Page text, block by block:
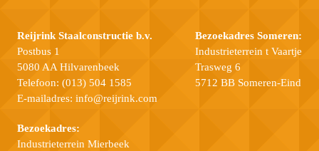
Reijrink Staalconstructie b.v.
Postbus 1
5080 AA Hilvarenbeek
Telefoon: (013) 504 1585
E-mailadres: info@reijrink.com
Bezoekadres:
Industrieterrein Mierbeek
Bezoekadres Someren:
Industrieterrein t Vaartje
Trasweg 6
5712 BB Someren-Eind